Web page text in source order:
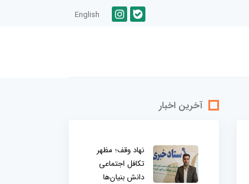
English
آخرین اخبار
نهاد وقف؛ مظهر
تکافل اجتماعی
دانش بنیان‌ها